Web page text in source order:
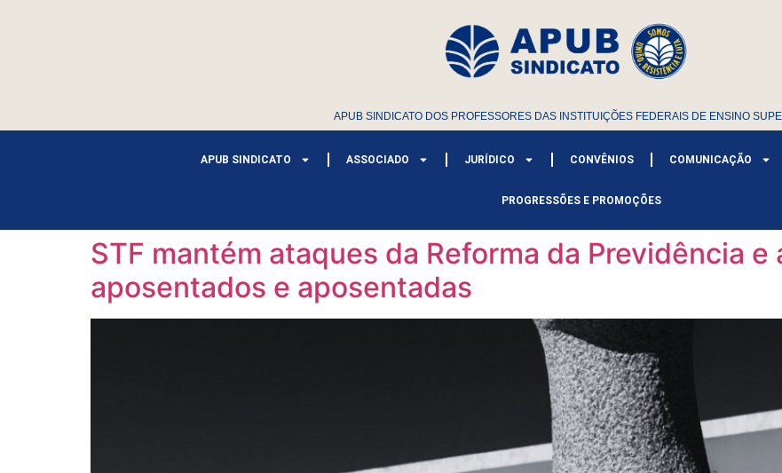
APUB SINDICATO DOS PROFESSORES DAS INSTITUIÇÕES FEDERAIS DE ENSINO
APUB SINDICATO ASSOCIADO JURÍDICO CONVÊNIOS COMUNICAÇÃO
PROGRESSÕES E PROMOÇÕES
STF mantém ataques da Reforma da Previdência
aposentados e aposentadas